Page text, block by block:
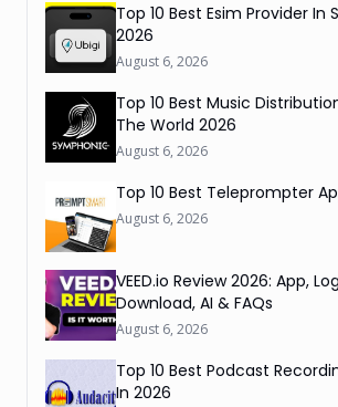
Top 10 Best Esim Provider In
2026
August 6, 2026
Top 10 Best Music
The World 2026
August 6, 2026
Top 10 Best Teleprompter
August 6, 2026
VEED.io Review 2026: App,
Download, AI & FAQs
August 6, 2026
Top 10 Best Podcast
In 2026